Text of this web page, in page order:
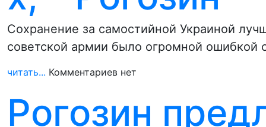
Сохранение за самостийной Украиной
советской армии было огромной ошибкой
читать... Комментариев нет
Рогозин